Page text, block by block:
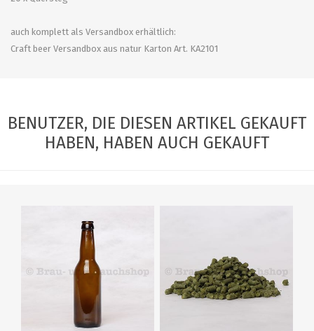
auch komplett als Versandbox erhältlich:
Craft beer Versandbox aus natur Karton Art. KA2101
BENUTZER, DIE DIESEN ARTIKEL GEKAUFT
HABEN, HABEN AUCH GEKAUFT